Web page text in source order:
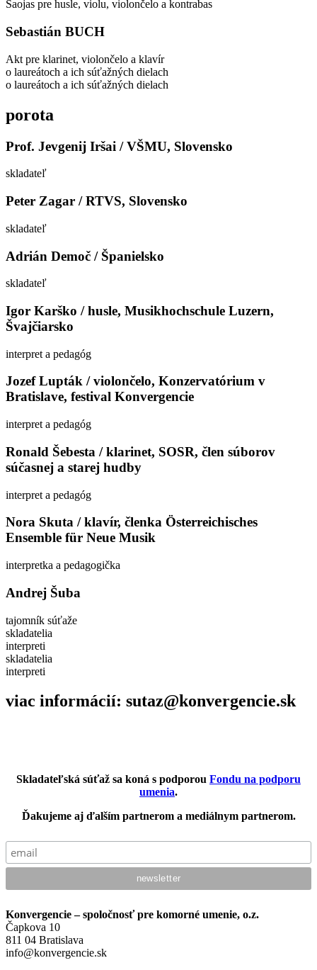
Saojas pre husle, violu, violončelo a kontrabas
Sebastián BUCH
Akt pre klarinet, violončelo a klavír
o laureátoch a ich súťažných dielach
o laureátoch a ich súťažných dielach
porota
Prof. Jevgenij Iršai / VŠMU, Slovensko
skladateľ
Peter Zagar / RTVS, Slovensko
skladateľ
Adrián Demoč / Španielsko
skladateľ
Igor Karško / husle, Musikhochschule Luzern,
Švajčiarsko
interpret a pedagóg
Jozef Lupták / violončelo, Konzervatórium v
Bratislave, festival Konvergencie
interpret a pedagóg
Ronald Šebesta / klarinet, SOSR, člen súborov
súčasnej a starej hudby
interpret a pedagóg
Nora Skuta / klavír, členka Österreichisches
Ensemble für Neue Musik
interpretka a pedagogička
Andrej Šuba
tajomník súťaže
skladatelia
interpreti
skladatelia
interpreti
viac informácií: sutaz@konvergencie.sk
Skladateľská súťaž sa koná s podporou Fondu na podporu
umenia.
Ďakujeme aj ďalším partnerom a mediálnym partnerom.
Konvergencie – spoločnosť pre komorné umenie, o.z.
Čapkova 10
811 04 Bratislava
info@konvergencie.sk